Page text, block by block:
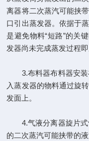
离器将二次蒸汽可能挟
口引出蒸发器。依据于
是避免物料“短路”的关
发器尚未完成蒸发过程
3.布料器布料器安装
入蒸发器的物料通过旋
发面上。
4.气液分离器旋片式
的二次蒸汽可能挟带的